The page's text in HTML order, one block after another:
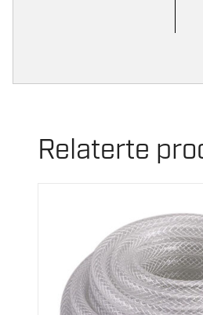
Relaterte